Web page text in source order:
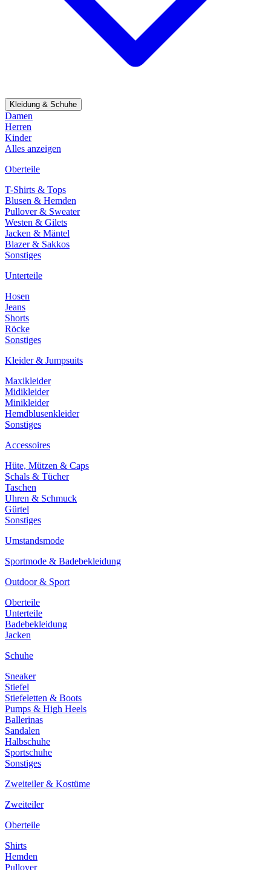
Kleidung & Schuhe
Damen
Herren
Kinder
Alles anzeigen
Oberteile
T-Shirts & Tops
Blusen & Hemden
Pullover & Sweater
Westen & Gilets
Jacken & Mäntel
Blazer & Sakkos
Sonstiges
Unterteile
Hosen
Jeans
Shorts
Röcke
Sonstiges
Kleider & Jumpsuits
Maxikleider
Midikleider
Minikleider
Hemdblusenkleider
Sonstiges
Accessoires
Hüte, Mützen & Caps
Schals & Tücher
Taschen
Uhren & Schmuck
Gürtel
Sonstiges
Umstandsmode
Sportmode & Badebekleidung
Outdoor & Sport
Oberteile
Unterteile
Badebekleidung
Jacken
Schuhe
Sneaker
Stiefel
Stiefeletten & Boots
Pumps & High Heels
Ballerinas
Sandalen
Halbschuhe
Sportschuhe
Sonstiges
Zweiteiler & Kostüme
Zweiteiler
Oberteile
Shirts
Hemden
Pullover